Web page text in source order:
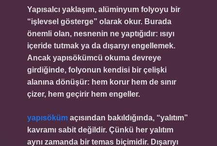
Yapısalcı yaklaşım, alüminyum folyoyu bir
“işlevsel gösterge” olarak okur. Burada
önemli olan, nesnenin ne yaptığıdır: ısıyı
içeride tutmak ya da dışarıyı engellemek.
Ancak yapısökümcü okuma devreye
girdiğinde, folyonun kendisi bir çelişki
alanına dönüşür: hem korur hem de sınır
çizer, hem geçirir hem engeller.
yapısöküm açısından bakıldığında, “yalıtım”
kavramı sabit değildir. Çünkü her yalıtım
aynı zamanda bir temas biçimidir. Dışarıyı